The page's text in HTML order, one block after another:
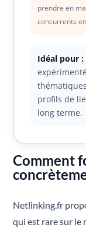
prendre en
concurrents
Idéal pour :
profils de
long terme.
Comment
Netlinking.fr
qui est rare sur le